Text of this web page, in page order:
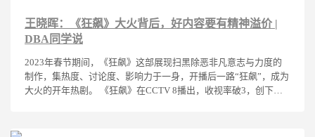
王晓晖：《狂飙》大火背后，好内容要有精神溢价 |
DBA同学说
2023年春节期间，《狂飙》这部展现扫黑除恶非凡意志与力度的
制作，集热度、讨论度、影响力于一身，开播后一路“狂飙”，成为
大火的开年热剧。 《狂飙》在CCTV 8播出，收视率破3，创下央